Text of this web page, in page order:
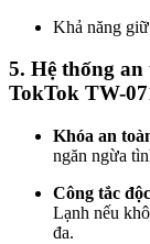
Khả năng
5. Hệ thống
TokTok TW-
Khóa an
ngăn ngừa
Công tắc
Lạnh nếu
đa.